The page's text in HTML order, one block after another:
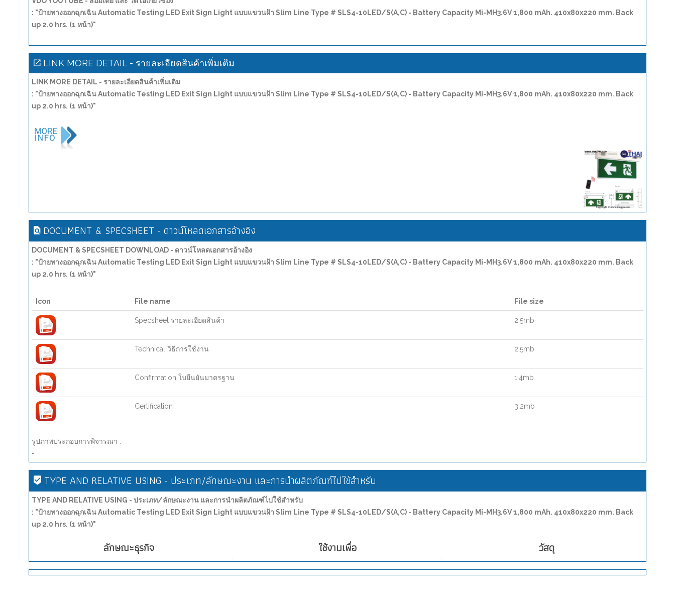
: "ป้ายทางออกฉุกเฉิน Automatic Testing LED Exit Sign Light แบบแขวนฝ้า Slim Line Type # SLS4-10LED/S(A,C) - Battery Capacity Mi-MH3.6V 1,800 mAh. 410x80x220 mm. Back
up 2.0 hrs. (1 หน้า)"
LINK MORE DETAIL - รายละเอียดสินค้าเพิ่มเติม
LINK MORE DETAIL - รายละเอียดสินค้าเพิ่มเติม
: "ป้ายทางออกฉุกเฉิน Automatic Testing LED Exit Sign Light แบบแขวนฝ้า Slim Line Type # SLS4-10LED/S(A,C) - Battery Capacity Mi-MH3.6V 1,800 mAh. 410x80x220 mm. Back
up 2.0 hrs. (1 หน้า)"
DOCUMENT & SPECSHEET - ดาวน์โหลดเอกสารอ้างอิง
DOCUMENT & SPECSHEET DOWNLOAD - ดาวน์โหลดเอกสารอ้างอิง
: "ป้ายทางออกฉุกเฉิน Automatic Testing LED Exit Sign Light แบบแขวนฝ้า Slim Line Type # SLS4-10LED/S(A,C) - Battery Capacity Mi-MH3.6V 1,800 mAh. 410x80x220 mm. Back
up 2.0 hrs. (1 หน้า)"
Icon File name File size
Specsheet รายละเอียดสินค้า 2.5mb
Technical วิธีการใช้งาน 2.5mb
Confirmation ใบยืนยันมาตรฐาน 1.4mb
Certification 3.2mb
รูปภาพประกอบการพิจารณา :
-
TYPE AND RELATIVE USING - ประเภท/ลักษณะงาน และการนำผลิตภัณฑ์ไปใช้สำหรับ
TYPE AND RELATIVE USING - ประเภท/ลักษณะงาน และการนำผลิตภัณฑ์ไปใช้สำหรับ
: "ป้ายทางออกฉุกเฉิน Automatic Testing LED Exit Sign Light แบบแขวนฝ้า Slim Line Type # SLS4-10LED/S(A,C) - Battery Capacity Mi-MH3.6V 1,800 mAh. 410x80x220 mm. Back
up 2.0 hrs. (1 หน้า)"
ลักษณะธุรกิจ ใช้งานเพื่อ วัสดุ